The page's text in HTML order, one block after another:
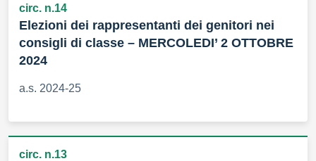
circ. n.14
Elezioni dei rappresentanti dei genitori nei
consigli di classe – MERCOLEDI’ 2 OTTOBRE
2024
a.s. 2024-25
circ. n.13